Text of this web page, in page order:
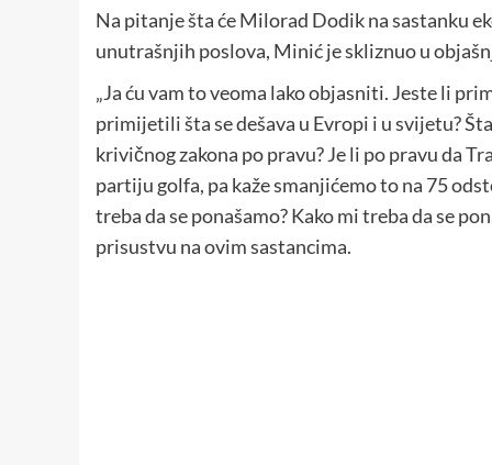
Na pitanje šta će Milorad Dodik na sastanku
unutrašnjih poslova, Minić je skliznuo u
„Ja ću vam to veoma lako objasniti. Jeste li
primijetili šta se dešava u Evropi i u svijetu?
krivičnog zakona po pravu? Je li po pravu da
partiju golfa, pa kaže smanjićemo to na 75
treba da se ponašamo? Kako mi treba da se
prisustvu na ovim sastancima.